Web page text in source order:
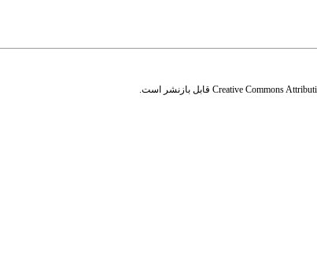
Creative Commons قابل بازنشر است.